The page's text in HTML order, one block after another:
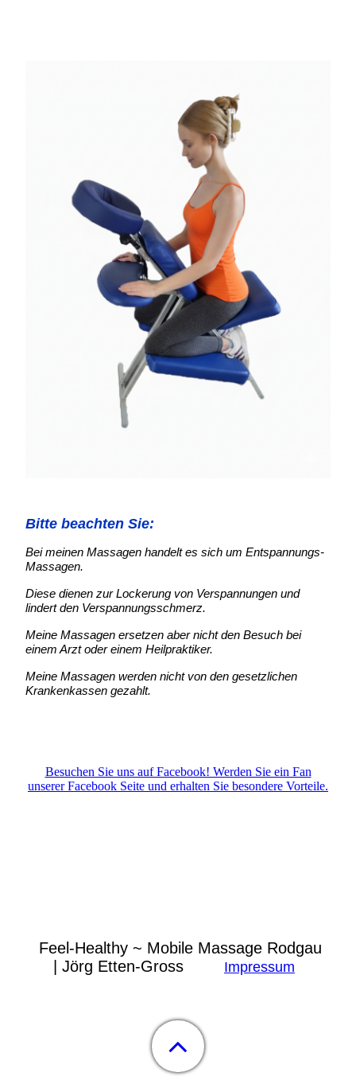
Bitte beachten Sie:
Bei meinen Massagen handelt es sich um Entspannungs-
Massagen.
Diese dienen zur Lockerung von Verspannungen und
lindert den Verspannungsschmerz.
Meine Massagen ersetzen aber nicht den Besuch bei
einem Arzt oder einem Heilpraktiker.
Meine Massagen werden nicht von den gesetzlichen
Krankenkassen gezahlt.
Besuchen Sie uns auf Facebook! Werden Sie ein Fan
unserer Facebook Seite und erhalten Sie besondere Vorteile.
Feel-Healthy ~ Mobile Massage Rodgau
Jörg Etten-Gross Impressum